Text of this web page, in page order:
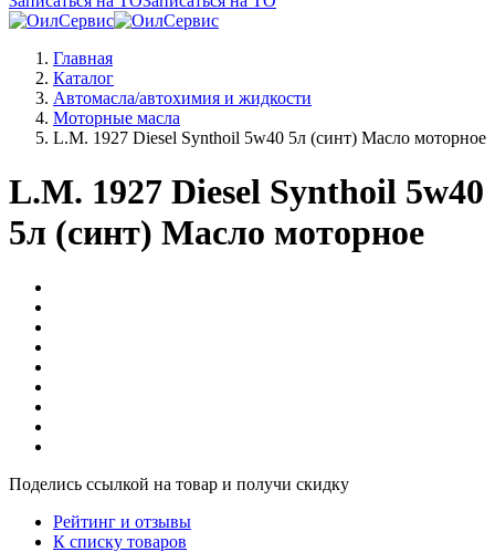
Главная
Каталог
Автомасла/автохимия и жидкости
Моторные масла
L.M. 1927 Diesel Synthoil 5w40 5л (синт) Масло моторное
L.M. 1927 Diesel Synthoil 5w40
5л (синт) Масло моторное
Поделись ссылкой на товар и получи скидку
Рейтинг и отзывы
К списку товаров